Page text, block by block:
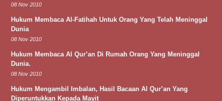
08 Nov 2010
Hukum Membaca Al-Fatihah Untuk Orang Yang Telah Meninggal
Dunia
08 Nov 2010
Hukum Membaca Al Qur’an Di Rumah Orang Yang Meninggal
Dunia.
08 Nov 2010
Hukum Mengambil Imbalan, Hasil Bacaan Al Qur’an Yang
Diperuntukkan Kepada Mayit